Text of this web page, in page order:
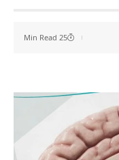
25 Min Read